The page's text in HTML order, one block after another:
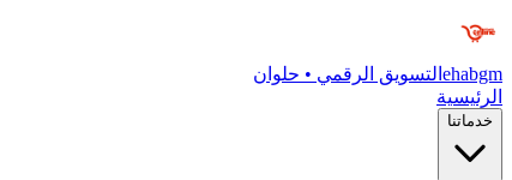
ehabgm التسويق الرقمي • حلوان
الرئيسية
خدماتنا